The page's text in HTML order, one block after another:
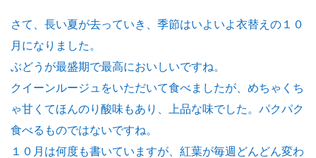
さて、長い夏が去っていき、季節はいよいよ衣替えの１０
月になりました。
ぶどうが最盛期で最高においしいですね。
クイーンルージュをいただいて食べましたが、めちゃくち
ゃ甘くてほんのり酸味もあり、上品な味でした。パクパク
食べるものではないですね。
１０月は何度も書いていますが、紅葉が毎週どんどん変わ